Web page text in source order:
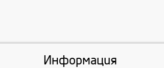
Информация